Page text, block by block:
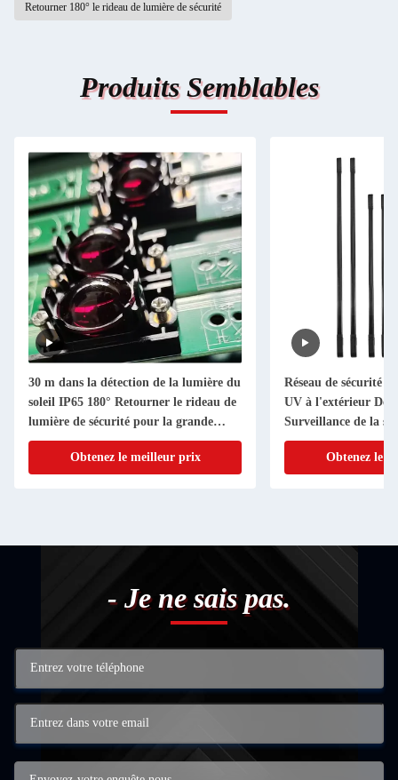
Retourner 180° le rideau de lumière de sécurité
Produits Semblables
30 m dans la détection de la lumière du
soleil IP65 180° Retourner le rideau de
lumière de sécurité pour la grande
porte industrielle
Obtenez le meilleur prix
Réseau de sécurité
UV à l'extérieur
Surveillance de la
Obtenez le
- Je ne sais pas.